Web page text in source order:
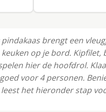
brengt een
op je bord. Kipfilet,
hier de hoofdrol.
voor 4 personen.
leest het hieronder stap